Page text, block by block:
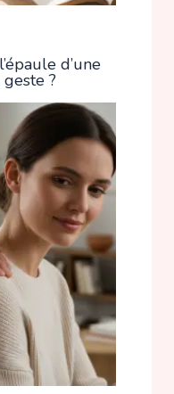
d’une
?